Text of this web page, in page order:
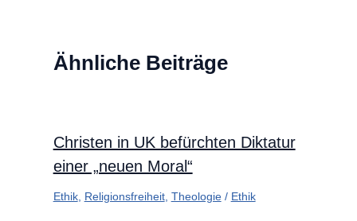
Ähnliche Beiträge
Christen in UK befürchten Diktatur
einer „neuen Moral“
Ethik, Religionsfreiheit, Theologie/ Ethik